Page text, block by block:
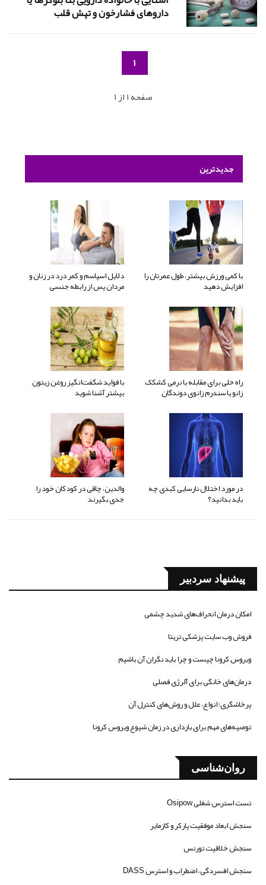
داروهای فشارخون و تپش قلب
1
صفحه 1 از 1
جدیدترین
با کمی ورزش بیشتر، طول عمرتان را
افزایش دهید
دلایل اسپاسم و کمر درد در زنان و
مردان پس از رابطه جنسی
راه حلی برای مقابله با نرمی کشکک
زانو یا سندرم زانوی دوندگان
با فواید شگفت‌انگیز روغن زیتون
بیشتر آشنا شوید
در مورد اختلال نارسایی کبدی چه
باید بدانید؟
والدین، چاقی در کودکان خود را
جدی بگیرند
پیشنهاد سردبیر
امکان درمان انحراف‌های شدید چشمی
فروش وب سایت پزشکی تریتا
ویروس کرونا چیست و چرا باید نگران آن باشیم
درمان‌های خانگی برای آلرژی فصلی
پرخاشگری؛ انواع، علل و روش‌های کنترل آن
توصیه‌های مهم برای بارداری در زمان شیوع ویروس کرونا
روان‌شناسی
تست استرس شغلی Osipow
سنجش ابعاد موفقیت پارکر و کازمایر
سنجش خلاقیت تورنس
سنجش افسردگی، اضطراب و استرس DASS